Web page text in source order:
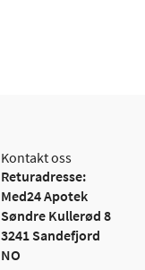
Kontakt oss
Returadresse:
Med24 Apotek
Søndre Kullerød 8
3241 Sandefjord
NO